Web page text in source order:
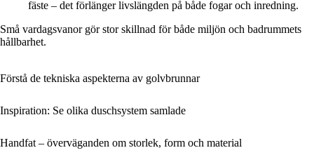
fäste – det förlänger livslängden på både fogar och inredning.
Små vardagsvanor gör stor skillnad för både miljön och badrummets
hållbarhet.
Förstå de tekniska aspekterna av golvbrunnar
Inspiration: Se olika duschsystem samlade
Handfat – överväganden om storlek, form och material